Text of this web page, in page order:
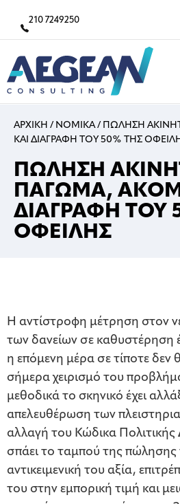
210 7249250
ΑΡΧΙΚΗ / ΝΟΜΙΚΑ/ ΠΩΛΗΣΗ
ΚΑΙ ΔΙΑΓΡΑΦΗ ΤΟΥ 50% ΤΗΣ
ΠΩΛΗΣΗ
ΠΑΓΩΜΑ,
ΔΙΑΓΡΑΦΗ ΤΟΥ
ΟΦΕΙΛΗΣ
Η αντίστροφη μέτρηση στον
των δανείων σε καθυστέρηση
η επόμενη μέρα σε τίποτε δεν
σήμερα χειρισμό του
μεθοδικά το σκηνικό έχει
απελευθέρωση των
αλλαγή του Κώδικα Πολιτικής
σπάει το ταμπού της πώλησης
αντικειμενική του αξία,
του στην εμπορική τιμή και